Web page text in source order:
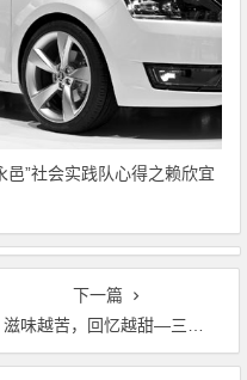
邑”社会实践队心得之赖欣宜
下一篇
滋味越苦，回忆越甜—三下乡第一天